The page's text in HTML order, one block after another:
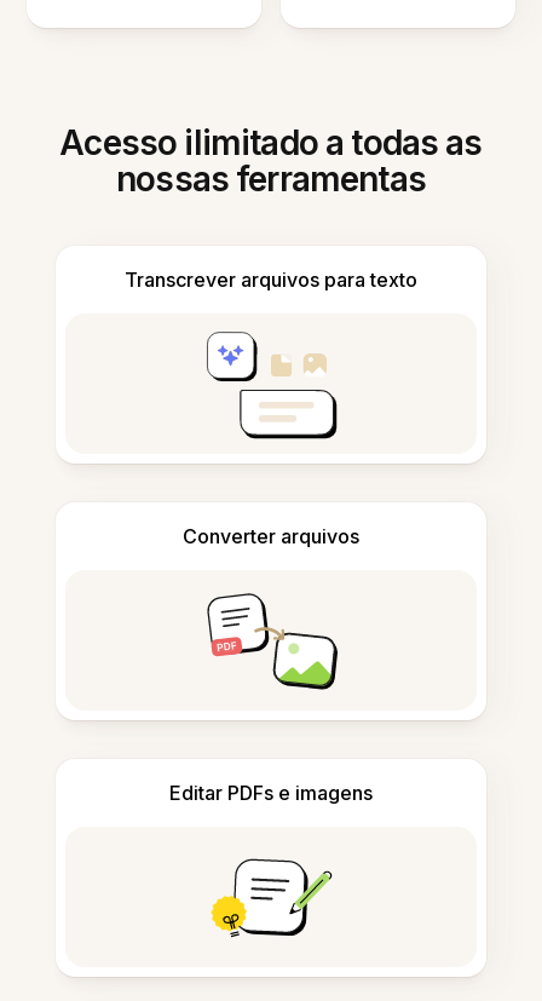
Acesso ilimitado a todas as
nossas ferramentas
Transcrever arquivos para texto
Converter arquivos
Editar PDFs e imagens